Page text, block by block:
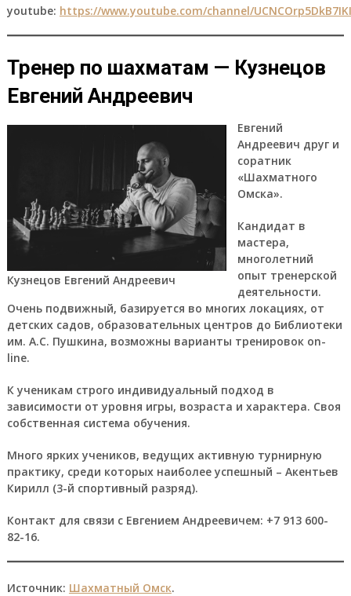
youtube: https://www.youtube.com/channel/
Тренер по шахматам — Кузнецов
Евгений Андреевич
Кузнецов Евгений Андреевич
Евгений
Андреевич друг и
соратник
«Шахматного
Омска».
Кандидат в
мастера,
многолетний
опыт тренерской
деятельности.
Очень подвижный, базируется во многих локациях, от
детских садов, образовательных центров до Библиотеки
им. А.С. Пушкина, возможны варианты тренировок on-
linе.
К ученикам строго индивидуальный подход в
зависимости от уровня игры, возраста и характера. Своя
собственная система обучения.
Много ярких учеников, ведущих активную турнирную
практику, среди которых наиболее успешный – Акентьев
Кирилл (3-й спортивный разряд).
Контакт для связи с Евгением Андреевичем: +7 913 600-
82-16.
Источник: Шахматный Омск.